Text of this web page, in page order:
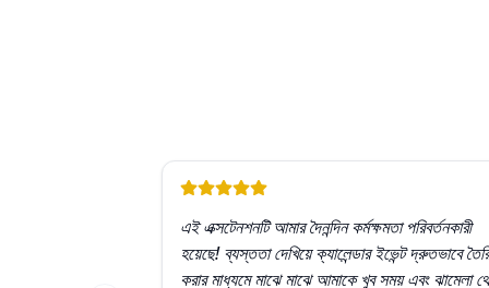
এই এক্সটেনশনটি আমার দৈনন্দিন কর্মক্ষমতা পরিবর্তনকারী
হয়েছে! ব্যস্ততা দেখিয়ে ক্যালেন্ডার ইভেন্ট দ্রুতভাবে তৈরি
করার মাধ্যমে মাঝে মাঝে আমাকে খুব সময় এবং ঝামেলা